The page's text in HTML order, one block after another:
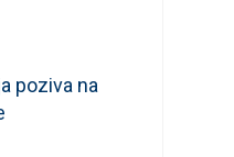
poziva na